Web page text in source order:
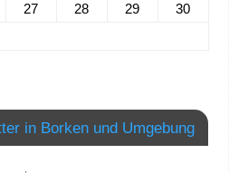
27 28 29
30
in Borken und Umgebung